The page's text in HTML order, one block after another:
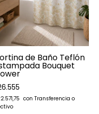
de Baño Teflón
Bouquet